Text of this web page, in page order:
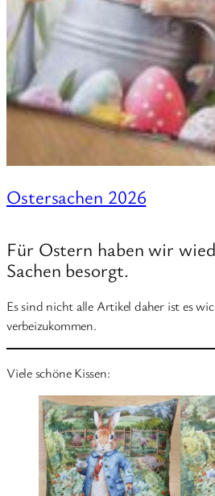
Ostersachen 2026
Für Ostern haben wir
Sachen besorgt.
Es sind nicht alle Artikel daher ist es
verbeizukommen.
Viele schöne Kissen: